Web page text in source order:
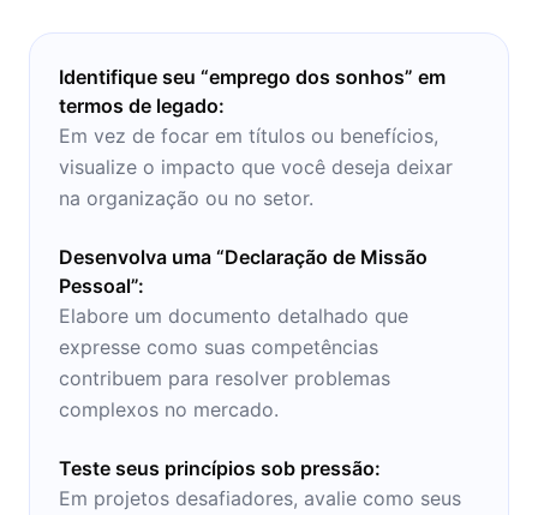
Identifique seu “emprego dos sonhos” em
termos de legado:
Em vez de focar em títulos ou benefícios,
visualize o impacto que você deseja deixar
na organização ou no setor.
Desenvolva uma “Declaração de Missão
Pessoal”:
Elabore um documento detalhado que
expresse como suas competências
contribuem para resolver problemas
complexos no mercado.
Teste seus princípios sob pressão:
Em projetos desafiadores, avalie como seus